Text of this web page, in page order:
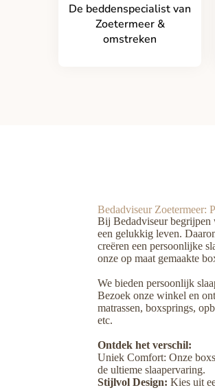
De beddenspecialist van
Zoetermeer &
omstreken
Bedadviseur Zoetermeer:
Bij Bedadviseur begrijpen
een gelukkig leven.
creëren een persoonlijke
onze op maat gemaakte
We bieden persoonlijk
Bezoek onze winkel en
matrassen, boxsprings,
etc.
Ontdek het verschil:
Uniek Comfort: Onze
de ultieme slaapervaring.
Stijlvol Design: Kies uit